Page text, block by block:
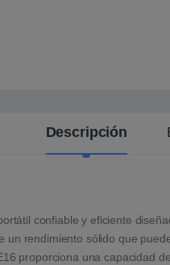
Descripción
confiable y eficiente
un rendimiento sólido que
proporciona una capacidad